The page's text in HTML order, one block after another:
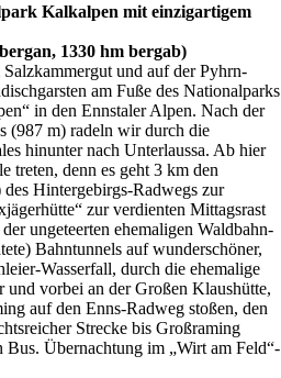
Kalkalpen mit einzigartigem
1330 hm bergab)
und auf der Pyhrn-
am Fuße des Nationalparks
in den Ennstaler Alpen. Nach der
(987 m) radeln wir durch die
hinunter nach Unterlaussa. Ab hier
treten, denn es geht 3 km den
Hintergebirgs-Radwegs zur
zur verdienten Mittagsrast
ungeteerten ehemaligen Waldbahn-
Bahntunnels auf wunderschöner,
Wasserfall, durch die ehemalige
und vorbei an der Großen Klaushütte,
auf den Enns-Radweg stoßen, den
Strecke bis Großraming
Übernachtung im „Wirt am Feld“-